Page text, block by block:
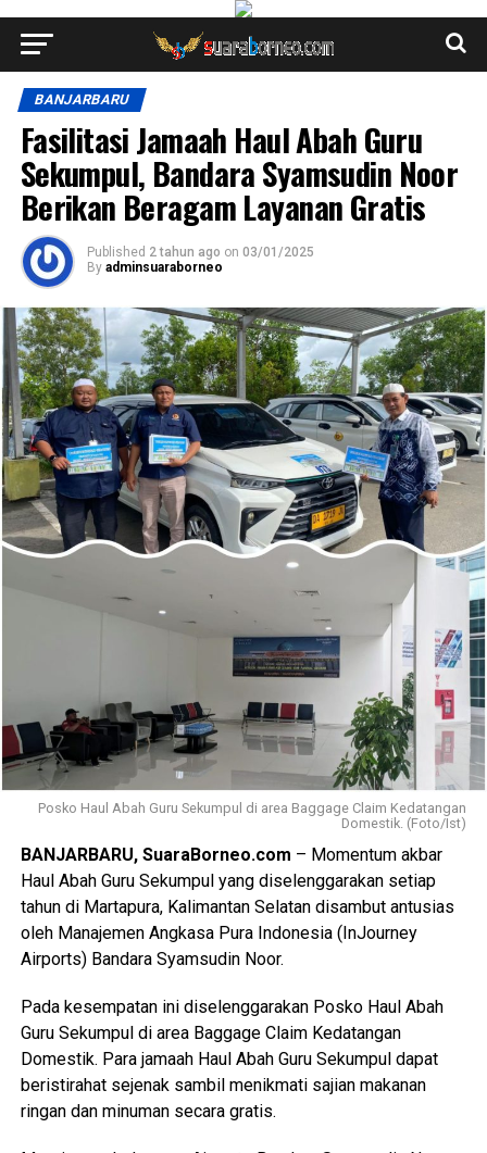
BANJARBARU
Fasilitasi Jamaah Haul Abah Guru
Sekumpul, Bandara Syamsudin Noor
Berikan Beragam Layanan Gratis
Published 2 tahun ago on 03/01/2025
By adminsuaraborneo
Posko Haul Abah Guru Sekumpul di area Baggage Claim Kedatangan
Domestik. (Foto/Ist)
BANJARBARU, SuaraBorneo.com – Momentum akbar
Haul Abah Guru Sekumpul yang diselenggarakan setiap
tahun di Martapura, Kalimantan Selatan disambut antusias
oleh Manajemen Angkasa Pura Indonesia (InJourney
Airports) Bandara Syamsudin Noor.
Pada kesempatan ini diselenggarakan Posko Haul Abah
Guru Sekumpul di area Baggage Claim Kedatangan
Domestik. Para jamaah Haul Abah Guru Sekumpul dapat
beristirahat sejenak sambil menikmati sajian makanan
ringan dan minuman secara gratis.